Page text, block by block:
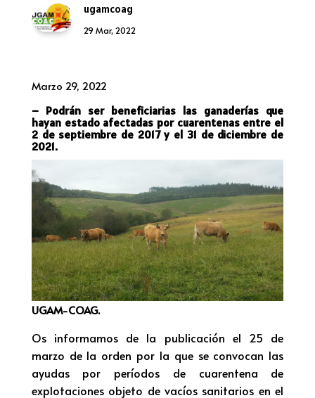
ugamcoag
29 Mar, 2022
Marzo 29, 2022
– Podrán ser beneficiarias las ganaderías que
hayan estado afectadas por cuarentenas entre el
2 de septiembre de 2017 y el 31 de diciembre de
2021.
UGAM-COAG.
Os informamos de la publicación el 25 de
marzo de la orden por la que se convocan las
ayudas por períodos de cuarentena de
explotaciones objeto de vacíos sanitarios en el